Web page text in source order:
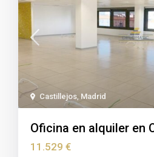
Castillejos, Madrid
Oficina en alquiler en
11.529 €